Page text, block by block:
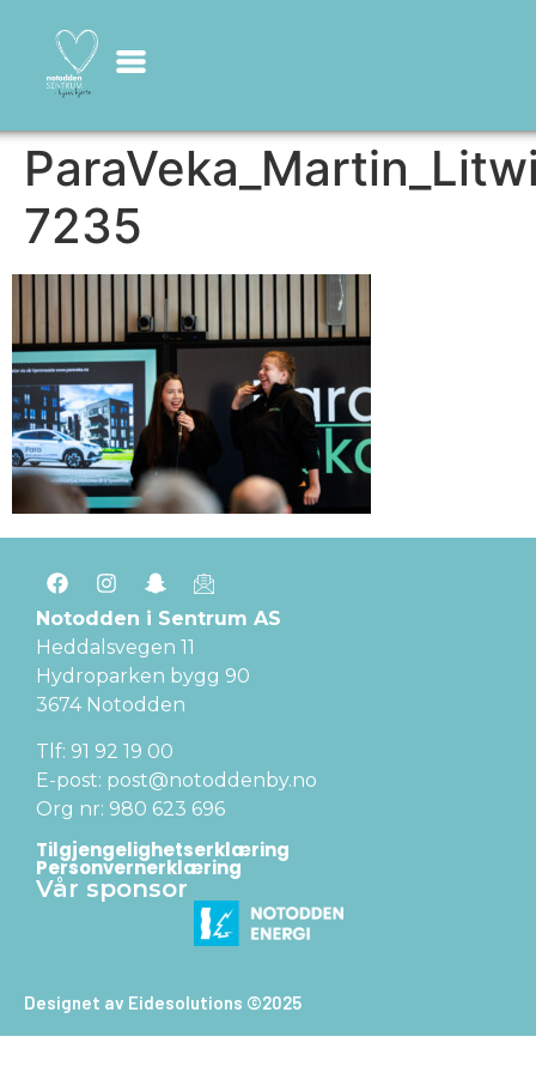
7235
Notodden i Sentrum AS
Heddalsvegen 11
Hydroparken bygg 90
3674 Notodden
Tlf: 91 92 19 00
E-post: post@notoddenby.no
Org nr: 980 623 696
Tilgjengelighetserklæring
Personvernerklæring
Vår sponsor
Designet av Eidesolutions ©2025